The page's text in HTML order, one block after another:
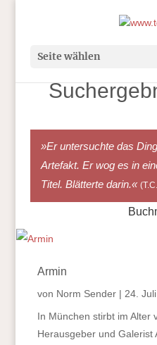
Seite wählen
»Er untersuchte das
Artefakt. Er wog es in
Titel. Blätterte darin.«
Armin
von Norm Sender| 24.
In München stirbt im Alter
Herausgeber und Galerist